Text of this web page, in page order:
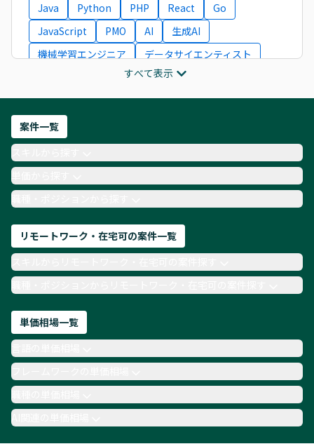
Java
Python PHP React
Go
JavaScript
PMO AI
生成AI
機械学習エンジニア
データサイエンティスト
ITコンサルタント
フロントエンドエンジニア
ネットワークエンジニア
AIエンジニア
Webデザイナー
月収100万円 業務委託
COBOL
Ruby
TypeScript
Laravel AWS
すべて表示
案件一覧
単価から探す
職種・ポジションから探す
リモートワーク・在宅可の案件一覧
職種・ポジションからリモートワーク・在宅可の案件探す
単価相場一覧
職種の単価相場
AI関連の単価相場